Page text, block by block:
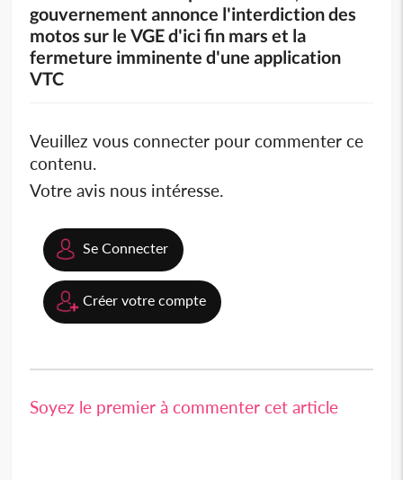
gouvernement annonce l'interdiction des
motos sur le VGE d'ici fin mars et la
fermeture imminente d'une application
VTC
Veuillez vous connecter pour commenter ce
contenu.
Votre avis nous intéresse.
Se Connecter
Créer votre compte
Soyez le premier à commenter cet article